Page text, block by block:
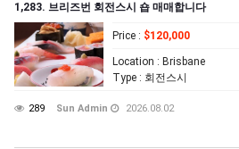
1,283. 브리즈번 회전스시 숍 매매합니다
Price : $120,000
Location : Brisbane
Type : 회전스시
289 Sun Admin 2026.08.02